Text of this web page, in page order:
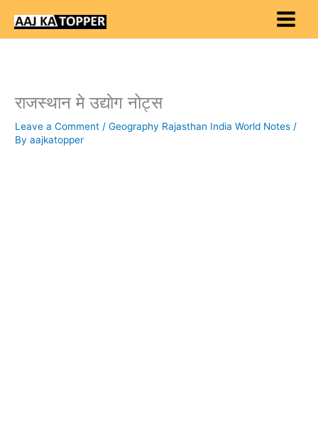
content
राजस्थान मे उद्याेग नोट्स
Leave a Comment /Geography Rajasthan India World Notes /
Byaajkatopper